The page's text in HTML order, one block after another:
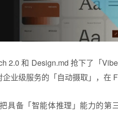
2.0 和 Design.md 抢下了「
业级服务的「自动摄取」，在
具备「智能体推理」能力的第